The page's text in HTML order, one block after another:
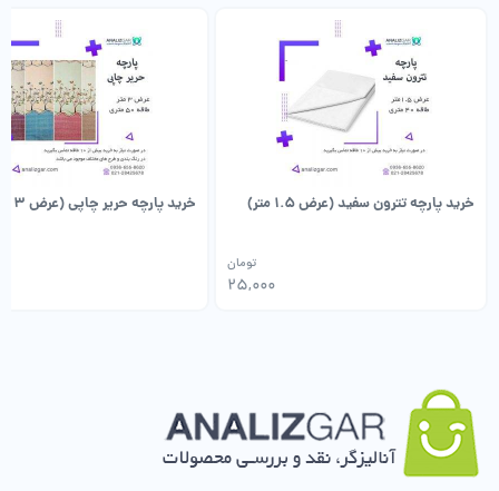
خرید پارچه تترون سفید (عرض 1.5 متر)
25,000
تومان
خرید پارچه حریر چاپی (عرض 3 متر)